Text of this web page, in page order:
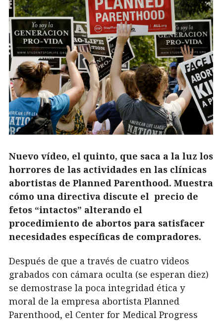
Nuevo vídeo, el quinto, que saca a la luz los
horrores de las actividades en las clínicas
abortistas de Planned Parenthood. Muestra
cómo una directiva discute el precio de
fetos “intactos” alterando el
procedimiento de abortos para satisfacer
necesidades específicas de compradores.
Después de que a través de cuatro videos
grabados con cámara oculta (se esperan diez)
se demostrase la poca integridad ética y
moral de la empresa abortista Planned
Parenthood, el Center for Medical Progress